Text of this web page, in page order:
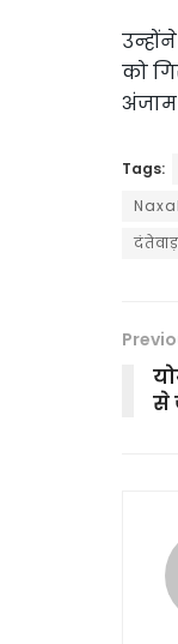
को
अंजाम
Tags:
से